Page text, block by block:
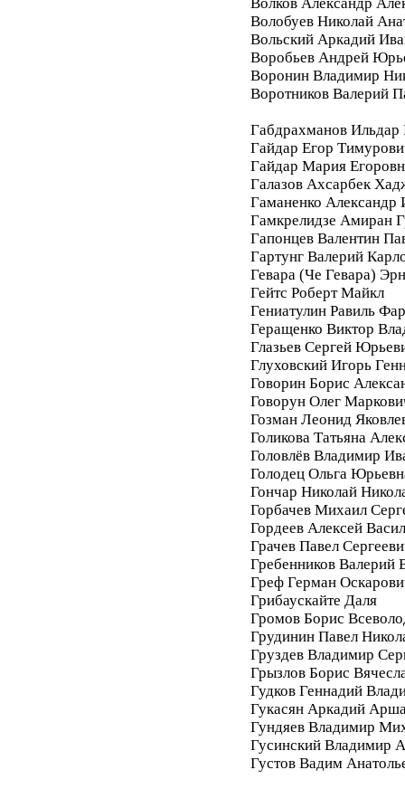
Волобуев Николай
Вольский Аркадий
Воробьев Андрей
Воронин Владимир
Воротников Валерий
Габдрахманов Ильдар
Гайдар Егор
Гайдар Мария
Галазов Ахсарбек
Гаманенко Александр
Гамкрелидзе Амиран
Гапонцев Валентин
Гартунг Валерий
Гевара (Че Гевара)
Гейтс Роберт Майкл
Гениатулин Равиль
Геращенко Виктор
Глазьев Сергей
Глуховский Игорь
Говорин Борис
Говорун Олег
Гозман Леонид
Голикова Татьяна
Головлёв Владимир
Голодец Ольга
Гончар Николай
Горбачев Михаил
Гордеев Алексей
Грачев Павел
Гребенников Валерий
Греф Герман
Грибаускайте Даля
Громов Борис
Грудинин Павел
Груздев Владимир
Грызлов Борис
Гудков Геннадий
Гукасян Аркадий
Гундяев Владимир
Гусинский Владимир
Густов Вадим